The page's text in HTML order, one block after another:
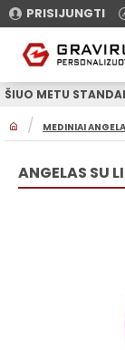
PRISIJUNGTI
O
MEDINIAI
ŠIUO METU
ANGELAS SU